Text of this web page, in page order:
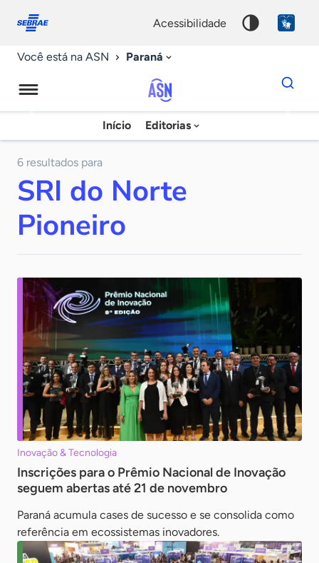
conosco
acessibilidade
Você está na ASN Paraná
Agência
Sebrae
Notícias
Início Editorias
Dados
para
chave
6 resultados para
SRI do Norte
Pioneiro
Inovação & Tecnologia
Inscrições para o Prêmio Nacional de Inovação
seguem abertas até 21 de novembro
Paraná acumula cases de sucesso e se consolida como
referência em ecossistemas inovadores.